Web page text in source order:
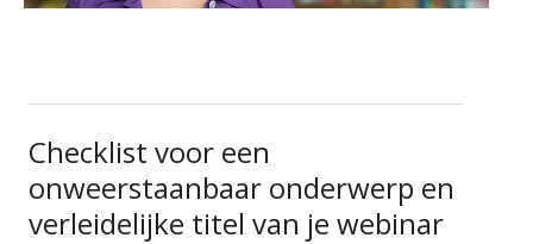
Checklist voor een
onweerstaanbaar onderwerp en
verleidelijke titel van je webinar